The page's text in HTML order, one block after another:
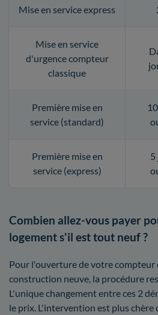
Mise en service express
Mise en service
d'urgence compteur
classique
Première mise en
service (standard)
Première mise en
service (express)
5
Combien allez-vous payer
logement s'il est tout neuf ?
Pour l'ouverture de votre compteur
construction neuve, la procédure
L'unique changement entre ces 2
le prix. L'intervention est plus chère